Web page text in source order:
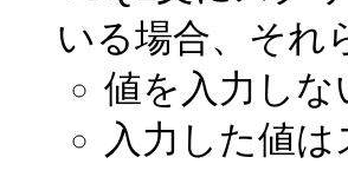
いる場合、それ
値を入力しな
入力した値